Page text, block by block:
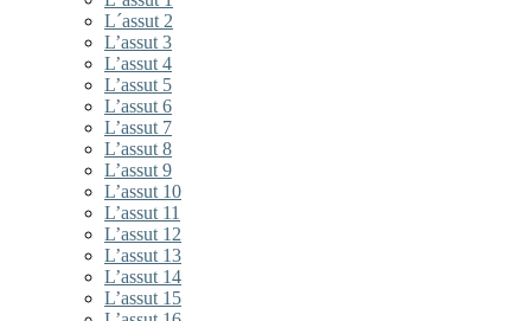
L´assut 2
L’assut 3
L’assut 4
L’assut 5
L’assut 6
L’assut 7
L’assut 8
L’assut 9
L’assut 10
L’assut 11
L’assut 12
L’assut 13
L’assut 14
L’assut 15